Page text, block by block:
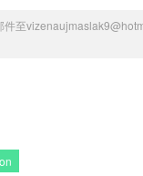
件至